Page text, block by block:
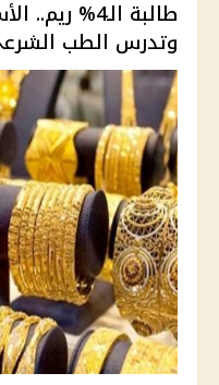
طالبة الـ4%
وتدرس الطب